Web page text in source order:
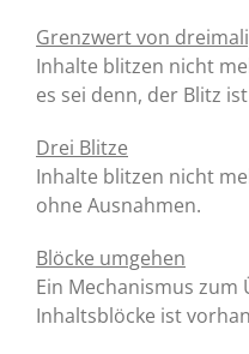
Grenzwert von
Inhalte blitzen nicht
es sei denn, der Blitz
Drei Blitze
Inhalte blitzen nicht
ohne Ausnahmen.
Blöcke umgehen
Ein Mechanismus
Inhaltsblöcke ist